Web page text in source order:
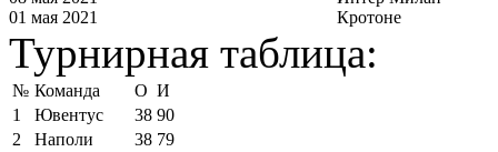
01 мая 2021
Кротоне
Турнирная таблица:
№ Команда О И
1
Ювентус 38 90
2
Наполи 38 79